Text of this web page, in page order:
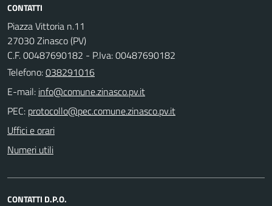
CONTATTI
Piazza Vittoria n.11
27030 Zinasco (PV)
C.F. 00487690182 - P.Iva: 00487690182
Telefono:038291016
E-mail:
PEC:
Uffici e orari
Numeri utili
CONTATTI D.P.O.